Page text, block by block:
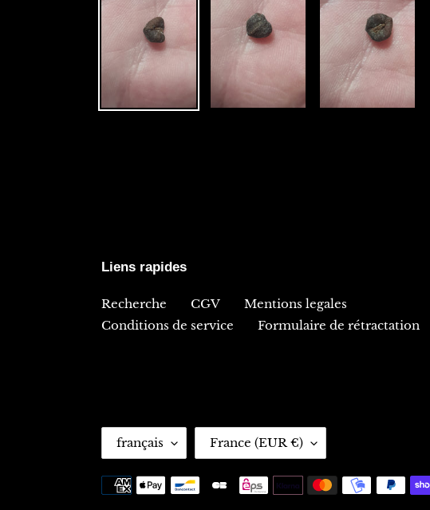
Liens rapides
Recherche CGV
Mentions legales
Conditions de service
Formulaire de rétractation
A
N
G
français
A
Y
S
France (EUR €)
Moyens